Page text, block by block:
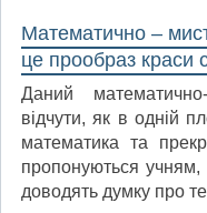
Математично –
це прообраз краси
Даний
відчути, як в одній
математика та
пропонуються учням,
доводять думку про